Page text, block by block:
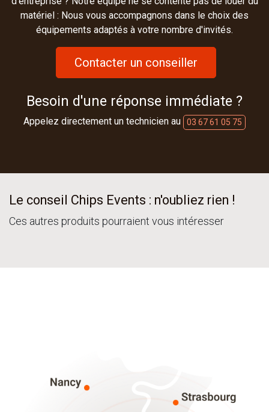
matériel : Nous vous accompagnons dans le choix des
équipements adaptés à votre nombre d'invités.
Contacter un conseiller
Besoin d'une réponse immédiate ?
Appelez directement un technicien au 03 67 61 05 75
Le conseil Chips Events : n'oubliez rien !
Ces autres produits pourraient vous intéresser